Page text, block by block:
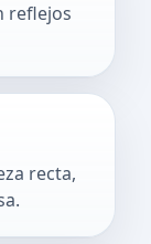
reflejos
recta,